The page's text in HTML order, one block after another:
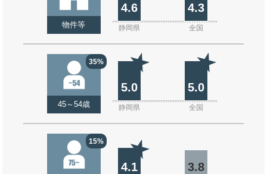
物件等
4.6 4.3
静岡県 全国
35%
45～54歳
5.0 5.0
静岡県 全国
15%
4.1 3.8